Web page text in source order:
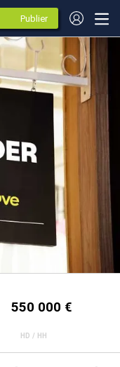
Publier
des
annonces
550 000 €
HD / HH